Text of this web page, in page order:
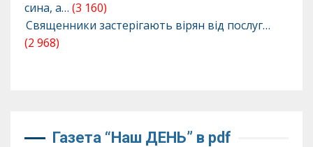
сина, а… (3 160)
Священники застерігають вірян від послуг…
(2 968)
Газета “Наш ДЕНЬ” в pdf